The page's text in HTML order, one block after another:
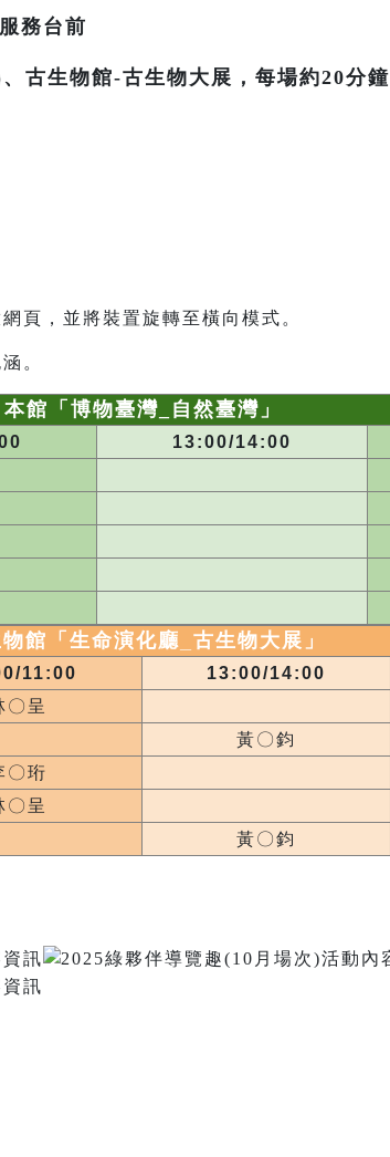
務台前
古生物館-古生物大展，每場約20分鐘
頁，並將裝置旋轉至橫向模式。
。
本館「博物臺灣_自然臺灣」
13:00/14:00
館「生命演化廳_ 古生物大展 」
11:00 13:00/14:00
〇呈
黃〇鈞
〇珩
〇呈
黃〇鈞